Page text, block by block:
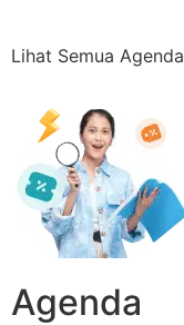
Lihat Semua Agenda
Agenda